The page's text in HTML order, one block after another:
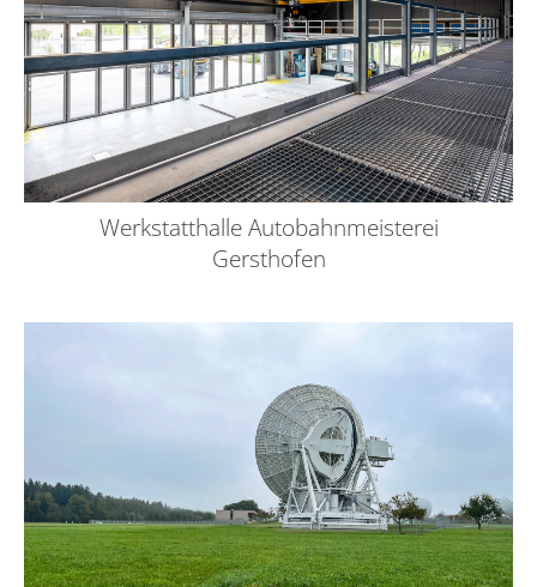
Werkstatthalle Autobahnmeisterei
Gersthofen